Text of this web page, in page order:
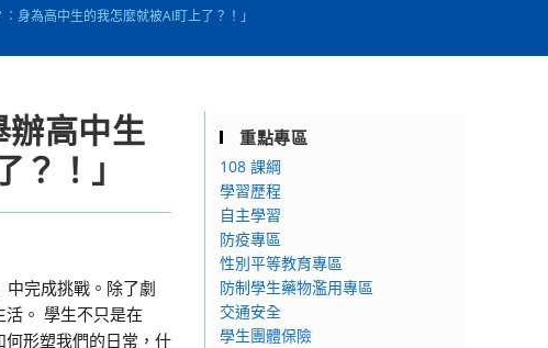
身為高中生的我怎麼就被AI盯上了？！」
高中生
！」
完成挑戰。除了劇
。 學生不只是在
何形塑我們的日常，什
重點專區
108 課綱
學習歷程
自主學習
防疫專區
性別平等教育專區
防制學生藥物濫用專區
交通安全
學生團體保險